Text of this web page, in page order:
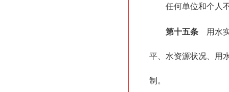
任何单位和个人
第十五条 用水
平、水资源状况、用
制。